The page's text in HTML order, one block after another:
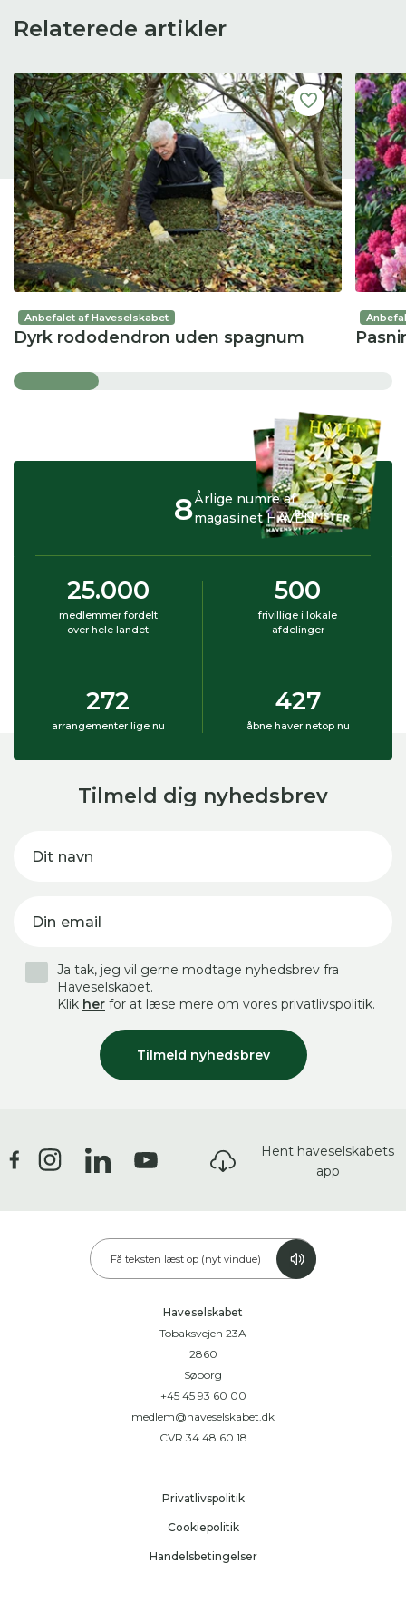
Relaterede artikler
Anbefalet af Haveselskabet
Dyrk rododendron uden spagnum
Årlige numre af
magasinet HAVEN
8
25.000
medlemmer fordelt
over hele landet
500
frivillige i lokale
afdelinger
272
arrangementer lige nu
427
åbne haver netop nu
Tilmeld dig nyhedsbrev
Dit navn
Din email
Tilmeld nyhedsbrev
Ja tak, jeg vil gerne modtage nyhedsbrev fra
Haveselskabet.
Klik her for at læse mere om vores privatlivspolitik.
Hent haveselskabets
app
Få teksten læst op (nyt vindue)
Haveselskabet
Tobaksvejen 23A
2860
Søborg
+45 45 93 60 00
medlem@haveselskabet.dk
CVR 34 48 60 18
Privatlivspolitik
Cookiepolitik
Handelsbetingelser